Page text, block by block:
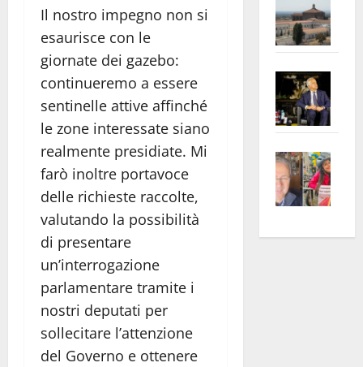
Il nostro impegno non si
esaurisce con le
giornate dei gazebo:
continueremo a essere
sentinelle attive affinché
le zone interessate siano
realmente presidiate. Mi
farò inoltre portavoce
delle richieste raccolte,
valutando la possibilità
di presentare
un’interrogazione
parlamentare tramite i
nostri deputati per
sollecitare l’attenzione
del Governo e ottenere
euro
apre